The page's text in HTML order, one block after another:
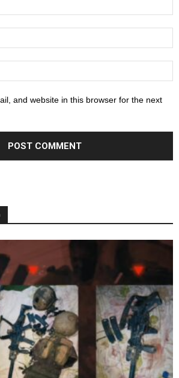
and website in this browser for the next